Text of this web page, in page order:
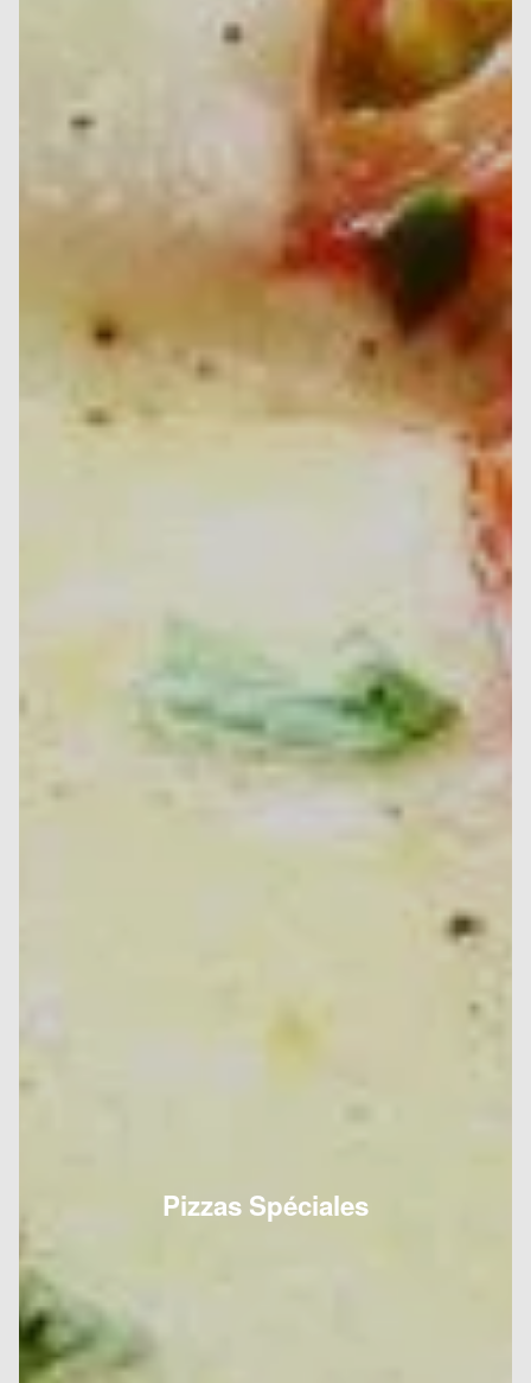
Pizzas Spéciales